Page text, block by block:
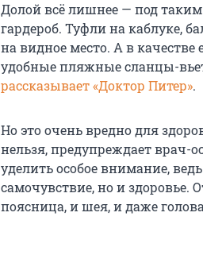
Долой всё лишнее — под
гардероб. Туфли на каблуке,
на видное место. А в
удобные пляжные сланцы-
рассказывает «Доктор Питер».
Но это очень вредно для
нельзя, предупреждает врач-
уделить особое внимание,
самочувствие, но и здоровье.
поясница, и шея, и даже